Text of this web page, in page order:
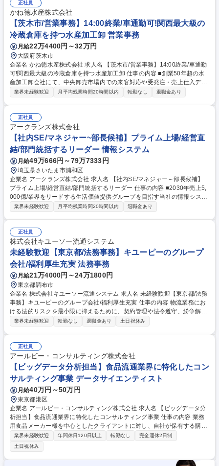
正社員
かね徳水産株式会社
【茨木市/営業事務】14:00終業/車通勤可!関西最大級の
冷蔵倉庫を持つ水産加工卸 営業事務
月給22万4400円～32万円
大阪府茨木市
企業名 かね徳水産株式会社 求人名 【茨木市/営業事務】14:00終業/車通勤
可!関西最大級の冷蔵倉庫を持つ水産加工卸 仕事の内容 ■創業50年超の水
産加工卸会社にて、中央卸売市場内での来客対応や受発注・売上仕入デー
タのPC入力、売掛金・買買金の管理などの営業事務をお任せします。チ
江）へ移動後、PCを用いた受発注・売上・仕入データの入力（8:00～14:
00）■売掛金及び買掛金管理、営業資料などの作成 ■伝票、帳票などの出
力およびファイリング・資料整理 ■その他、来客時・電話対応などの事務
業務全般 募集職種 【茨木市/営業事務】14:00終業/車通勤可!関西最大級の
冷蔵倉庫を持つ水産加工卸
業界未経験歓迎 月平均残業時間20時間以内 転勤なし 退職金あり
正社員
アークランズ株式会社
【社内SE/マネジャー~部長候補】プライム上場/経営直
結/部門統括するリーダー 情報システム
月給49万666円～79万7333円
埼玉県さいたま市浦和区
企業名 アークランズ株式会社 求人名 【社内SE/マネジャー～部長候補】
プライム上場/経営直結/部門統括するリーダー 仕事の内容 ■2030年売上5,
000億/業界をリードする生活価値提供グループを目指す当社の情報システ
ム部にて以下ミッションをお任せします。次期部長候補の期待を込めたポ
ットワーク,セキュリティ,システム運用,監査 【業務スコープ】ビジネスケ
ース作成,評価、システム,ベンダー選定、開発,導入,保守サポート、システ
ム企画,予算管理 ■上記に加えて業務側主体でのDX推進PJTのリードや、グ
ループ会社間のインフラ,基幹等の統合、伴う業務や組織の統合のリード等
を経験に応じてお任せしたい期待です。 募集職種 【社内SE/マネジャー～
部長候補】プライム上場/経営直結/部門統括するリーダー
業界未経験歓迎 月平均残業時間20時間以内 退職金あり
正社員
株式会社キユーソー流通システム
未経験歓迎【東京都/法務事務】キユーピーのグループ
会社/福利厚生充実 法務事務
月給21万4000円～24万1800円
東京都調布市
企業名 株式会社キユーソー流通システム 求人名 未経験歓迎【東京都/法務
事務】キユーピーのグループ会社/福利厚生充実 仕事の内容 物流業務にお
ける法的リスクを最小限に抑えるために、契約管理や法令遵守、紛争解決
などの業務を通じて企業をサポートしていただきます。 ■契約書の作成、
など ■契約書の審査・作成・締結のアドバイス ■各部門、経営陣との法務
関連の折衝 ■総会、取締役会対応、方針・予算作成、管理など 募集職種
未経験歓迎【東京都/法務事務】キユーピーのグループ会社/福利厚生充実
業界未経験歓迎 転勤なし 退職金あり 土日祝休み
正社員
アールビー・コンサルティング株式会社
【ビッグデータ分析担当】食品流通業界に特化したコン
サルティング事業 データサイエンティスト
月給40万円～50万円
東京都港区
企業名 アールビー・コンサルティング株式会社 求人名 【ビッグデータ分
析担当】食品流通業界に特化したコンサルティング事業 仕事の内容 業務
用食品メーカー様を中心としたクライアントに対し、自社が保有する購買
ビッグデータや市場調査レポートを活用し、マーケティング戦略を設計・
提案・実行までをご担当いただきます。 【詳細】■事業課題の整理および
分析テーマの企画立案■KPI設計および業績指標の可視化■データ収集およ
びデータ基盤活用の推進■データ前処理（クリーニング／加工／集計）■分
業界未経験歓迎 年間休日120日以上 転勤なし
完全週休2日制
土日祝休み